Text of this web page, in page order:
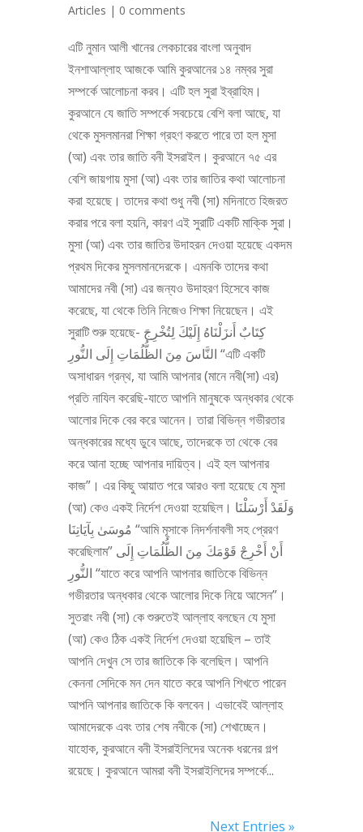
Articles | 0 comments
এটি নুমান আলী খানের লেকচারের বাংলা অনুবাদ
ইনশাআল্লাহ আজকে আমি কুরআনের ১৪ নম্বর সুরা
সম্পর্কে আলোচনা করব। এটি হল সুরা ইব্রাহিম।
কুরআনে যে জাতি সম্পর্কে সবচেয়ে বেশি বলা আছে, যা
থেকে মুসলমানরা শিক্ষা গ্রহণ করতে পারে তা হল মুসা
(আ) এবং তার জাতি বনী ইসরাইল। কুরআনে ৭৫ এর
বেশি জায়গায় মুসা (আ) এবং তার জাতির কথা আলোচনা
করা হয়েছে। তাদের কথা শুধু নবী (সা) মদিনাতে হিজরত
করার পরে বলা হয়নি, কারণ এই সুরাটি একটি মাক্কি সুরা।
মুসা (আ) এবং তার জাতির উদাহরন দেওয়া হয়েছে একদম
প্রথম দিকের মুসলমানদেরকে। এমনকি তাদের কথা
আমাদের নবী (সা) এর জন্যও উদাহরণ হিসেবে কাজ
করেছে, যা থেকে তিনি নিজেও শিক্ষা নিয়েছেন। এই
সুরাটি শুরু হয়েছে- كِتَابٌ أَنزَلْنَاهُ إِلَيْكَ لِتُخْرِجَ
النَّاسَ مِنَ الظُّلُمَاتِ إِلَى النُّورِ “এটি একটি
অসাধারন গ্রন্থ, যা আমি আপনার (মানে নবী(সা) এর)
প্রতি নাযিল করেছি-যাতে আপনি মানুষকে অন্ধকার থেকে
আলোর দিকে বের করে আনেন। তারা বিভিন্ন গভীরতার
অন্ধকারের মধ্যে ডুবে আছে, তাদেরকে তা থেকে বের
করে আনা হচ্ছে আপনার দায়িত্ব। এই হল আপনার
কাজ”। এর কিছু আয়াত পরে আরও বলা হয়েছে যে মুসা
(আ) কেও একই নির্দেশ দেওয়া হয়েছিল। وَلَقَدْ أَرْسَلْنَا
مُوسَىٰ بِآيَاتِنَا “আমি মূসাকে নিদর্শনাবলী সহ প্রেরণ
করেছিলাম” أَنْ أَخْرِجْ قَوْمَكَ مِنَ الظُّلُمَاتِ إِلَى
النُّورِ “যাতে করে আপনি আপনার জাতিকে বিভিন্ন
গভীরতার অন্ধকার থেকে আলোর দিকে নিয়ে আসেন”।
সুতরাং নবী (সা) কে শুরুতেই আল্লাহ বলছেন যে মুসা
(আ) কেও ঠিক একই নির্দেশ দেওয়া হয়েছিল – তাই
আপনি দেখুন সে তার জাতিকে কি বলেছিল। আপনি
কেননা সেদিকে মন দেন যাতে করে আপনি শিখতে পারেন
আপনি আপনার জাতিকে কি বলবেন। এভাবেই আল্লাহ
আমাদেরকে এবং তার শেষ নবীকে (সা) শেখাচ্ছেন।
যাহোক, কুরআনে বনী ইসরাইলিদের অনেক ধরনের গল্প
রয়েছে। কুরআনে আমরা বনী ইসরাইলিদের সম্পর্কে...
Next Entries »